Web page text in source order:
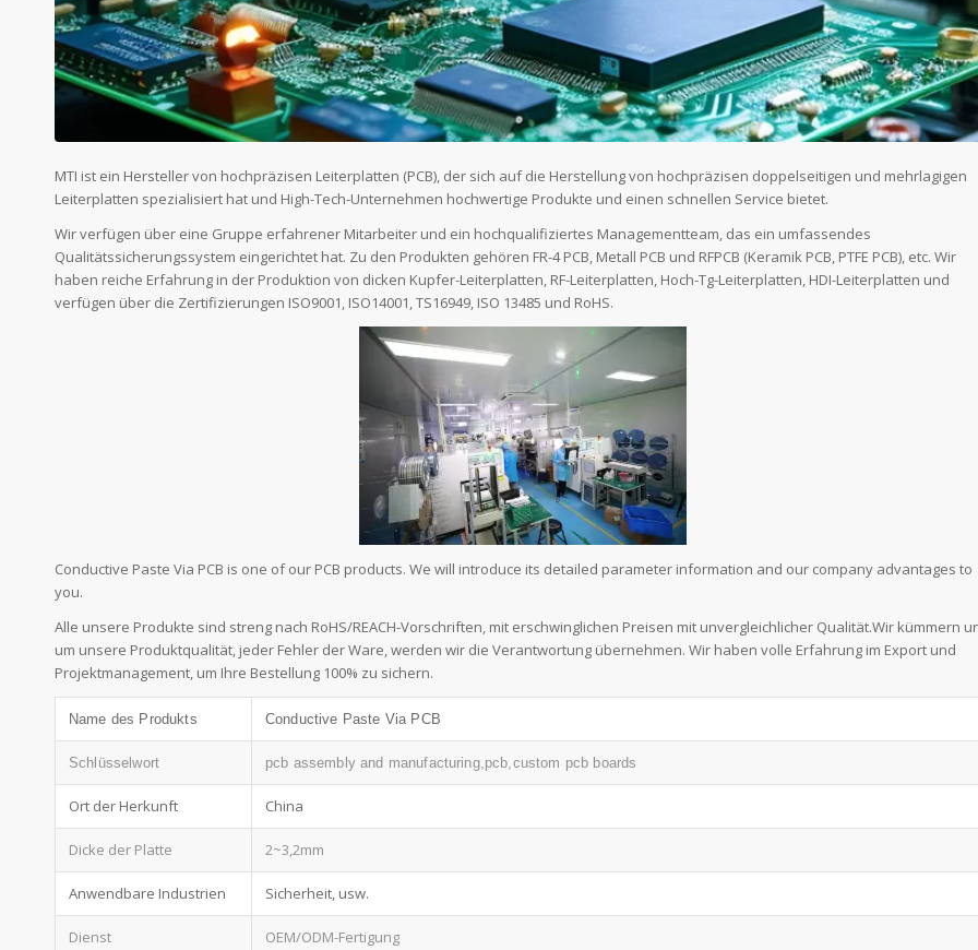
MTI ist ein Hersteller von hochpräzisen Leiterplatten (PCB), der sich auf die Herstellung von hochpräzisen doppelseitigen und mehrlagigen
Leiterplatten spezialisiert hat und High-Tech-Unternehmen hochwertige Produkte und einen schnellen Service bietet.
Wir verfügen über eine Gruppe erfahrener Mitarbeiter und ein hochqualifiziertes Managementteam, das ein umfassendes
Qualitätssicherungssystem eingerichtet hat. Zu den Produkten gehören FR-4 PCB, Metall PCB und RFPCB (Keramik PCB, PTFE PCB), etc. Wir
haben reiche Erfahrung in der Produktion von dicken Kupfer-Leiterplatten, RF-Leiterplatten, Hoch-Tg-Leiterplatten, HDI-Leiterplatten und
verfügen über die Zertifizierungen ISO9001, ISO14001, TS16949, ISO 13485 und RoHS.
Conductive Paste Via PCB is one of our PCB products. We will introduce its detailed parameter information and our company advantages to
you.
Alle unsere Produkte sind streng nach RoHS/REACH-Vorschriften, mit erschwinglichen Preisen mit unvergleichlicher Qualität.Wir kümmern
um unsere Produktqualität, jeder Fehler der Ware, werden wir die Verantwortung übernehmen. Wir haben volle Erfahrung im Export und
Projektmanagement, um Ihre Bestellung 100% zu sichern.
Name des Produkts Conductive Paste Via PCB
Schlüsselwort pcb assembly and manufacturing,pcb,custom pcb boards
Ort der Herkunft China
Dicke der Platte 2~3,2mm
Anwendbare Industrien Sicherheit, usw.
Dienst OEM/ODM-Fertigung